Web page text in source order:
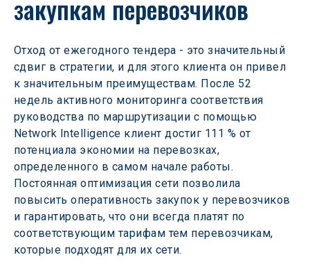
закупкам перевозчиков
Отход от ежегодного тендера - это значительный
сдвиг в стратегии, и для этого клиента он привел
к значительным преимуществам. После 52
недель активного мониторинга соответствия
руководства по маршрутизации с помощью
Network Intelligence клиент достиг 111 % от
потенциала экономии на перевозках,
определенного в самом начале работы.
Постоянная оптимизация сети позволила
повысить оперативность закупок у перевозчиков
и гарантировать, что они всегда платят по
соответствующим тарифам тем перевозчикам,
которые подходят для их сети.